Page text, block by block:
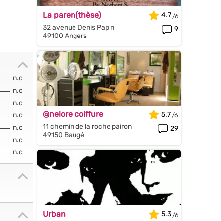
n.c
n.c
n.c
n.c
n.c
n.c
n.c
La paren(thèse)
32 avenue Denis Papin
49100 Angers
4.7
9
@nelore coiffure
11 chemin de la roche pairon
49150 Baugé
5.7
29
Urban
5.3